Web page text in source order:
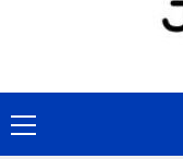
Primary
Menu